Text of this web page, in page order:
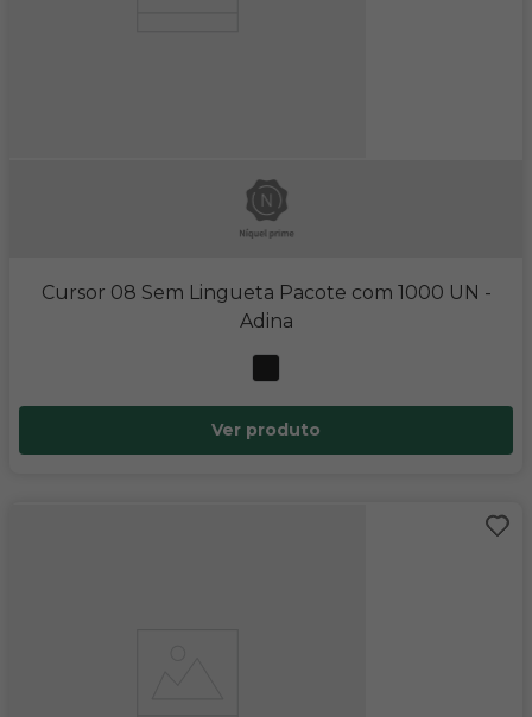
Cursor 08 Sem Lingueta Pacote com 1000 UN -
Adina
Ver produto